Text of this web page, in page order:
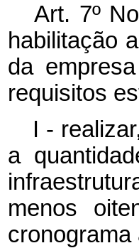
Art. 7º
habilitação
da
requisitos
I -
a
menos
cronograma